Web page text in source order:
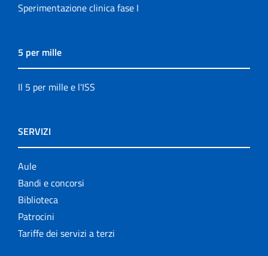
Sperimentazione clinica fase I
5 per mille
Il 5 per mille e l'ISS
SERVIZI
Aule
Bandi e concorsi
Biblioteca
Patrocini
Tariffe dei servizi a terzi